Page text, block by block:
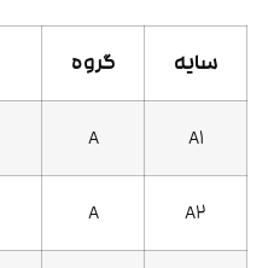
سایه گروه
A1
A
A2
A